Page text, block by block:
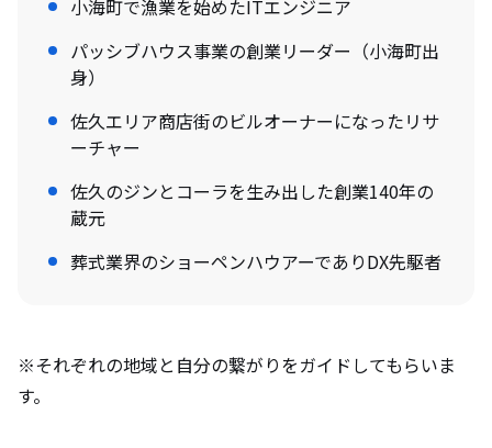
小海町で漁業を始めたITエンジニア
パッシブハウス事業の創業リーダー（小海町出
身）
佐久エリア商店街のビルオーナーになったリサ
ーチャー
佐久のジンとコーラを生み出した創業140年の
蔵元
葬式業界のショーペンハウアーでありDX先駆者
※それぞれの地域と自分の繋がりをガイドしてもらいま
す。